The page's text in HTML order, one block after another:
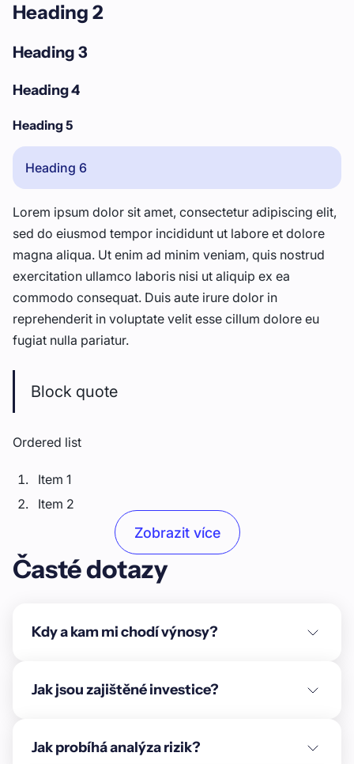
Heading 2
Heading 3
Heading 4
Heading 5
Heading 6
Lorem ipsum dolor sit amet, consectetur adipiscing elit,
sed do eiusmod tempor incididunt ut labore et dolore
magna aliqua. Ut enim ad minim veniam, quis nostrud
exercitation ullamco laboris nisi ut aliquip ex ea
commodo consequat. Duis aute irure dolor in
reprehenderit in voluptate velit esse cillum dolore eu
fugiat nulla pariatur.
Block quote
Ordered list
Item 1
Item 2
Unordered list
Item B
Text link
Emphasis
Zobrazit více
Časté dotazy
Kdy a kam mi chodí výnosy?
Jak jsou zajištěné investice?
Jak probíhá analýza rizik?